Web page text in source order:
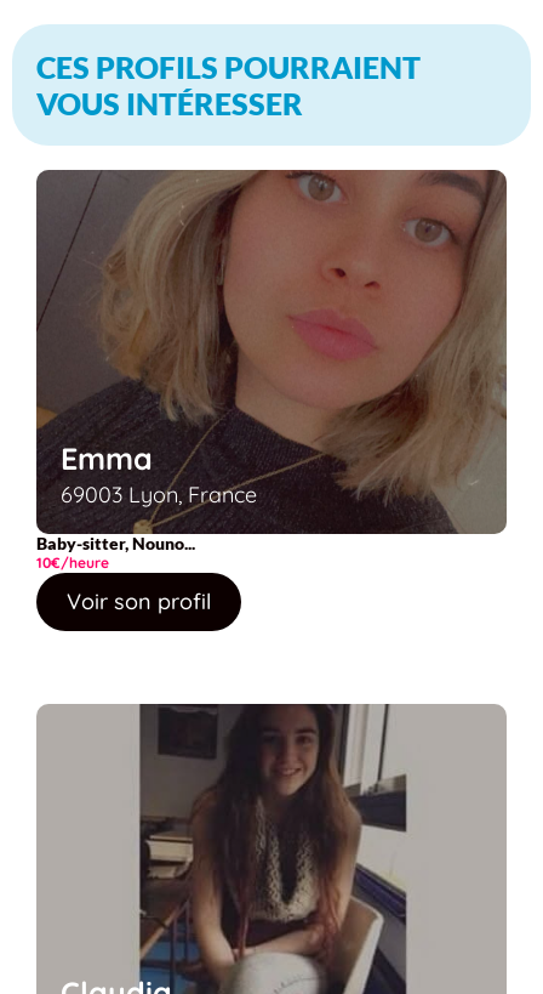
CES PROFILS POURRAIENT
VOUS INTÉRESSER
Emma
69003 Lyon, France
Baby-sitter, Nouno...
10€/heure
Voir son profil